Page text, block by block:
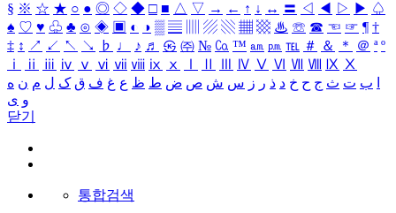
§ ※ ☆ ★ ○ ● ◎ ◇ ◆ □ ■ △ ▽ → ← ↑ ↓ ↔ 〓 ◁ ◀ ▷ ▶ ♤
♠ ♡ ♥ ♧ ♣ ⊙ ◈ ▣ ◐ ◑ ▒ ▤ ▨ ▧ ▦ ▩ ♨ ☏ ☎ ☜ ☞ ¶ †
‡ ↕ ↗ ↙ ↖ ↘ ♭ ♩ ♪ ♬ ㉿ ㈜ № ㏇ ™ ㏂ ㏘ ℡ ＃ ＆ ＊ ＠ ª º
ⅰ
ⅱ ⅲ ⅳ ⅴ ⅵ ⅶ ⅷ ⅸ ⅹ Ⅳ Ⅴ Ⅵ Ⅶ Ⅷ Ⅸ Ⅹ
ب ت ث ج ح خ د ذ ر ز س ش ص ض ط ظ ع غ ف ق ک ل م ن ه
و ی
닫기
통합검색